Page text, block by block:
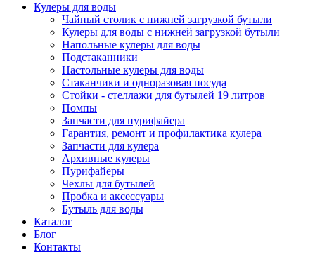
Кулеры для воды
Чайный столик с нижней загрузкой бутыли
Кулеры для воды с нижней загрузкой бутыли
Напольные кулеры для воды
Подстаканники
Настольные кулеры для воды
Стаканчики и одноразовая посуда
Стойки - стеллажи для бутылей 19 литров
Помпы
Запчасти для пурифайера
Гарантия, ремонт и профилактика кулера
Запчасти для кулера
Архивные кулеры
Пурифайеры
Чехлы для бутылей
Пробка и аксессуары
Бутыль для воды
Каталог
Блог
Контакты